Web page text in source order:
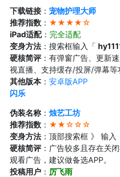
下载链接： 宠物护理大师
推荐指数 ： ★★★★☆
iPad适配： 完全适配
变身方法：搜索框输入「
硬核简评：有弹窗广告、更新
视直播、支持缓存/投屏/弹幕等
其他版本： 安卓版APP‬
闪乐
伪装名称： 烛艺工坊
推荐指数 ： ★★☆☆☆
变身方法：顶部搜索框 》 输入
硬核简评：广告较多且存在关
观看广告，建议做备选APP。
投稿用户 ： 厉飞雨